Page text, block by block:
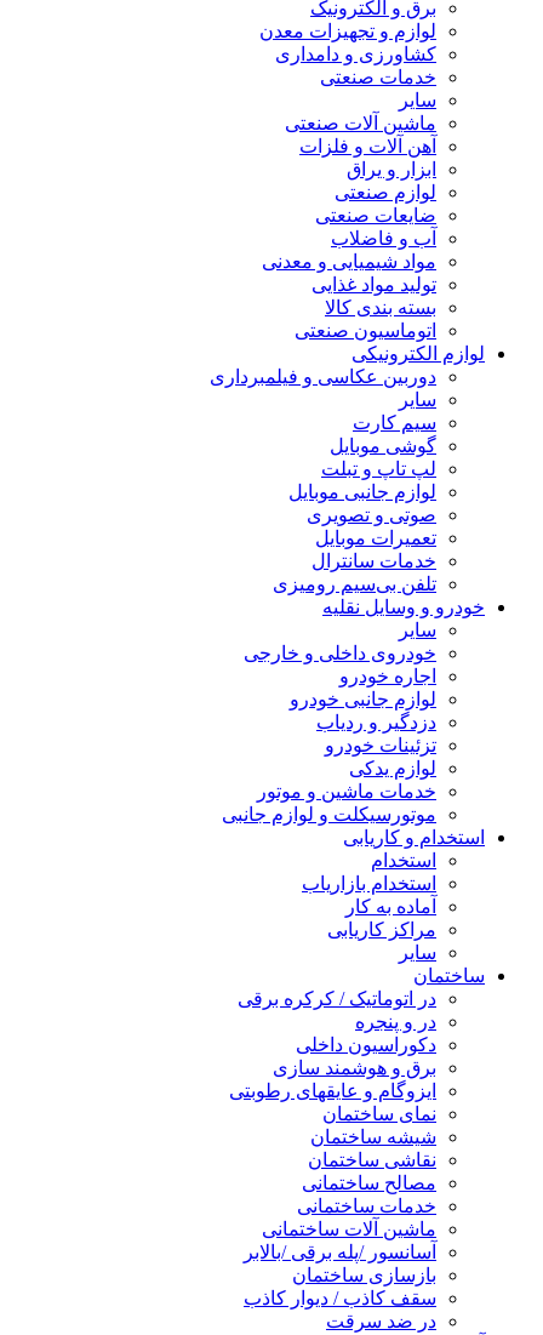
برق و الکترونیک
لوازم و تجهیزات معدن
کشاورزی و دامداری
خدمات صنعتی
سایر
ماشین آلات صنعتی
آهن آلات و فلزات
ابزار و یراق
لوازم صنعتی
ضایعات صنعتی
آب و فاضلاب
مواد شیمیایی و معدنی
تولید مواد غذایی
بسته بندی کالا
اتوماسیون صنعتی
لوازم الکترونیکی
دوربین عکاسی و فیلمبرداری
سایر
سیم کارت
گوشی موبایل
لپ تاپ و تبلت
لوازم جانبی موبایل
صوتی و تصویری
تعمیرات موبایل
خدمات سانترال
تلفن بی‌سیم رومیزی
خودرو و وسایل نقلیه
سایر
خودروی داخلی و خارجی
اجاره خودرو
لوازم جانبی خودرو
دزدگیر و ردیاب
تزئینات خودرو
لوازم یدکی
خدمات ماشین و موتور
موتورسیکلت و لوازم جانبی
استخدام و کاریابی
استخدام
استخدام بازاریاب
آماده به کار
مراکز کاریابی
سایر
ساختمان
در اتوماتیک / کرکره برقی
در و پنجره
دکوراسیون داخلی
برق و هوشمند سازی
ایزوگام و عایقهای رطوبتی
نمای ساختمان
شیشه ساختمان
نقاشی ساختمان
مصالح ساختمانی
خدمات ساختمانی
ماشین آلات ساختمانی
آسانسور /پله برقی /بالابر
بازسازی ساختمان
سقف کاذب / دیوار کاذب
در ضد سرقت